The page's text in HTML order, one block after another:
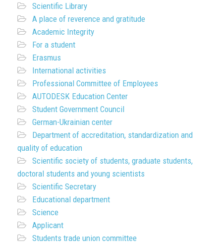
Scientific Library
A place of reverence and gratitude
Academic Integrity
For a student
Erasmus
International activities
Professional Committee of Employees
AUTODESK Education Center
Student Government Council
German-Ukrainian center
Department of accreditation, standardization and
quality of education
Scientific society of students, graduate students,
doctoral students and young scientists
Scientific Secretary
Educational department
Science
Applicant
Students trade union committee